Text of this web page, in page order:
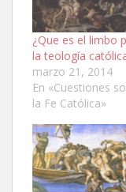
¿Que es el limbo
la teología
marzo 21, 2014
En «Cuestiones
la Fe Católica»